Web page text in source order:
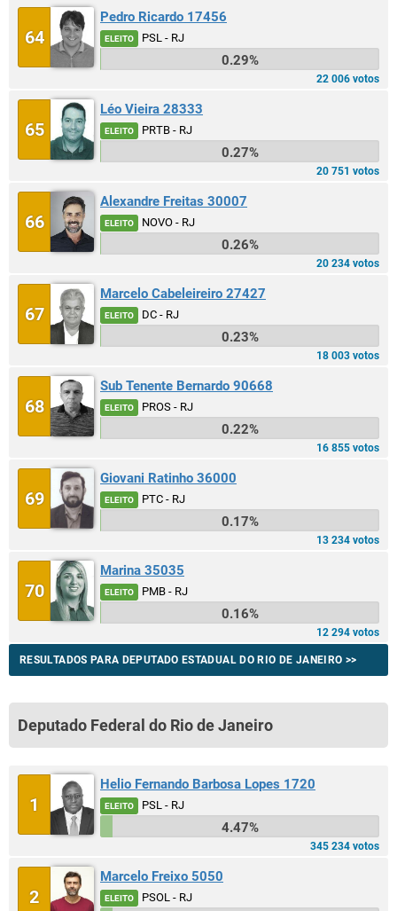
64
Pedro Ricardo 17456
ELEITO PSL - RJ
0.29%
22 006 votos
65
Léo Vieira 28333
ELEITO PRTB - RJ
0.27%
20 751 votos
66
Alexandre Freitas 30007
ELEITO NOVO - RJ
0.26%
20 234 votos
67
Marcelo Cabeleireiro 27427
ELEITO DC - RJ
0.23%
18 003 votos
68
Sub Tenente Bernardo 90668
ELEITO PROS - RJ
0.22%
16 855 votos
69
Giovani Ratinho 36000
ELEITO PTC - RJ
0.17%
13 234 votos
70
Marina 35035
ELEITO PMB - RJ
0.16%
12 294 votos
RESULTADOS PARA DEPUTADO ESTADUAL DO RIO DE JANEIRO >>
Deputado Federal do Rio de Janeiro
1
Helio Fernando Barbosa Lopes 1720
ELEITO PSL - RJ
4.47%
345 234 votos
2
Marcelo Freixo 5050
ELEITO PSOL - RJ